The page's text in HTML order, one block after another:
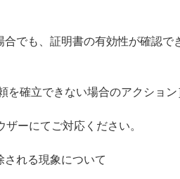
でも、証明書の有効性が確認
確立できない場合のアクション
ーにてご対応ください。
れる現象について